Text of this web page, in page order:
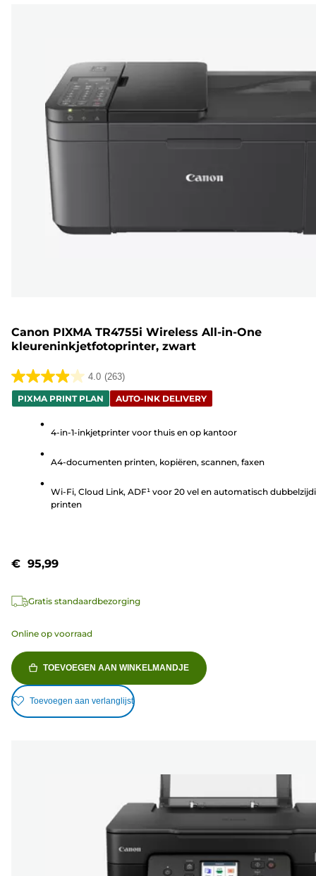
Canon PIXMA TR4755i Wireless All-in-One
kleureninkjetfotoprinter, zwart
4.0 (263)
4.0
van
sterren.
beoordelingen
PIXMA PRINT PLAN AUTO-INK DELIVERY
4-in-1-inkjetprinter voor thuis en op kantoor
A4-documenten printen, kopiëren, scannen, faxen
Wi-Fi, Cloud Link, ADF¹ voor 20 vel en automatisch
printen
€ 95,99
Gratis standaardbezorging
Online op voorraad
TOEVOEGEN AAN WINKELMANDJE
Toevoegen aan verlanglijst